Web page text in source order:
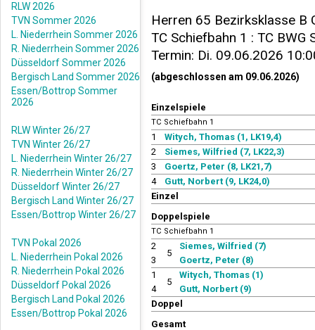
RLW 2026
TVN Sommer 2026
L. Niederrhein Sommer 2026
R. Niederrhein Sommer 2026
Düsseldorf Sommer 2026
Bergisch Land Sommer 2026
Essen/Bottrop Sommer
2026
RLW Winter 26/27
TVN Winter 26/27
L. Niederrhein Winter 26/27
R. Niederrhein Winter 26/27
Düsseldorf Winter 26/27
Bergisch Land Winter 26/27
Essen/Bottrop Winter 26/27
TVN Pokal 2026
L. Niederrhein Pokal 2026
R. Niederrhein Pokal 2026
Düsseldorf Pokal 2026
Bergisch Land Pokal 2026
Essen/Bottrop Pokal 2026
Herren 65 Bezirksklasse B
TC Schiefbahn 1 : TC BWG
Termin: Di. 09.06.2026
(abgeschlossen am 09.06.2026)
Einzelspiele
TC Schiefbahn 1
1
Witych, Thomas (1, LK19,4)
2
Siemes, Wilfried (7, LK22,3)
3
Goertz, Peter (8, LK21,7)
4
Gutt, Norbert (9, LK24,0)
Einzel
Doppelspiele
TC Schiefbahn 1
2
3
5
Siemes, Wilfried (7)
Goertz, Peter (8)
1
4
5
Witych, Thomas (1)
Gutt, Norbert (9)
Doppel
Gesamt